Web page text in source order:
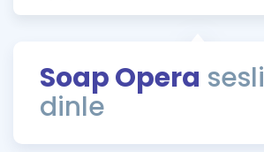
ÖSYM Sınav Takvimi
Kampanyalar
Soap Opera sesli
dinle